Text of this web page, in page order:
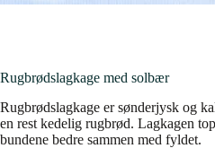
Rugbrødslagkage med solbær
Rugbrødslagkage er sønderjysk og
en rest kedelig rugbrød. Lagkagen
bundene bedre sammen med fyldet.